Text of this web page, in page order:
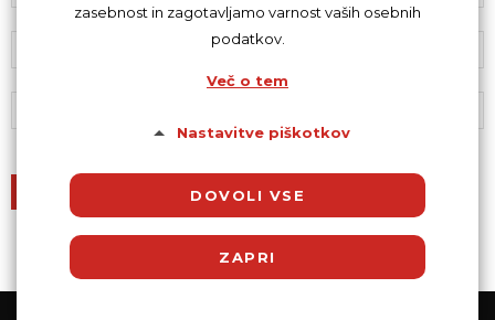
zasebnost in zagotavljamo varnost vaših osebnih
podatkov.
Več o tem
Nastavitve piškotkov
DOVOLI VSE
ZAPRI